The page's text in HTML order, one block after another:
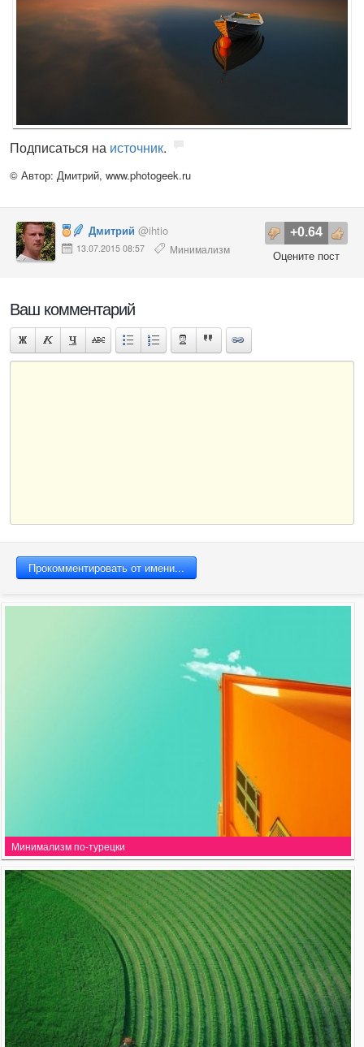
Подписаться на источник.
© Автор: Дмитрий, www.photogeek.ru
+0.64
Оцените пост
Дмитрий @ihtio
13.07.2015 08:57 Минимализм
Ваш комментарий
Минимализм по-турецки